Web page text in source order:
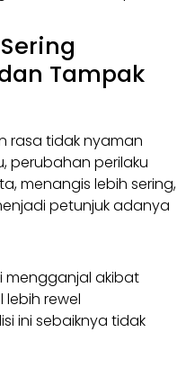
Tampak
rasa tidak nyaman
perubahan perilaku
menangis lebih sering,
petunjuk adanya
mengganjal akibat
lebih rewel
ini sebaiknya tidak